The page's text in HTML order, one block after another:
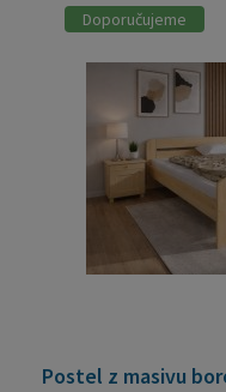
Doporučujeme
Postel z masivu